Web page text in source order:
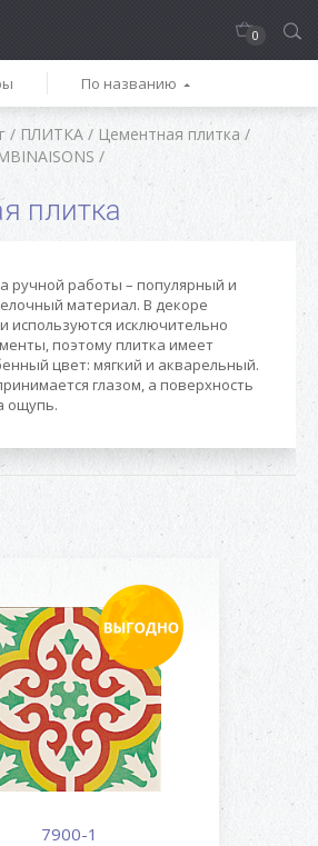
0
/ ПЛИТКА / Цементная плитка /
/
плитка
ручной работы – популярный и
материал. В декоре
используются исключительно
поэтому плитка имеет
цвет: мягкий и акварельный.
глазом, а поверхность
ощупь.
7900-1
По названию